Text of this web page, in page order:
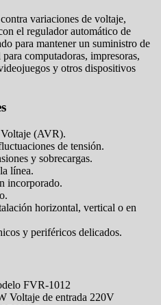
variaciones de voltaje,
el regulador automático de
para mantener un suministro de
computadoras, impresoras,
y otros dispositivos
(AVR).
de tensión.
y sobrecargas.
línea.
incorporado.
horizontal, vertical o en
y periféricos delicados.
FVR-1012
Voltaje de entrada 220V